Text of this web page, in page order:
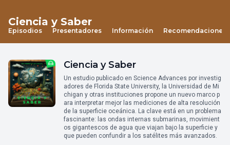
Ciencia y Saber
Episodios Presentadores Información Recomendaciones
Ciencia y Saber
Un estudio publicado en Science Advances por investig
adores de Florida State University, la Universidad de Mi
chigan y otras instituciones propone un nuevo marco p
ara interpretar mejor las mediciones de alta resolución
de la superficie oceánica. La clave está en un problema
fascinante: las ondas internas submarinas, movimient
os gigantescos de agua que viajan bajo la superficie y
que pueden confundir a los satélites más avanzados.